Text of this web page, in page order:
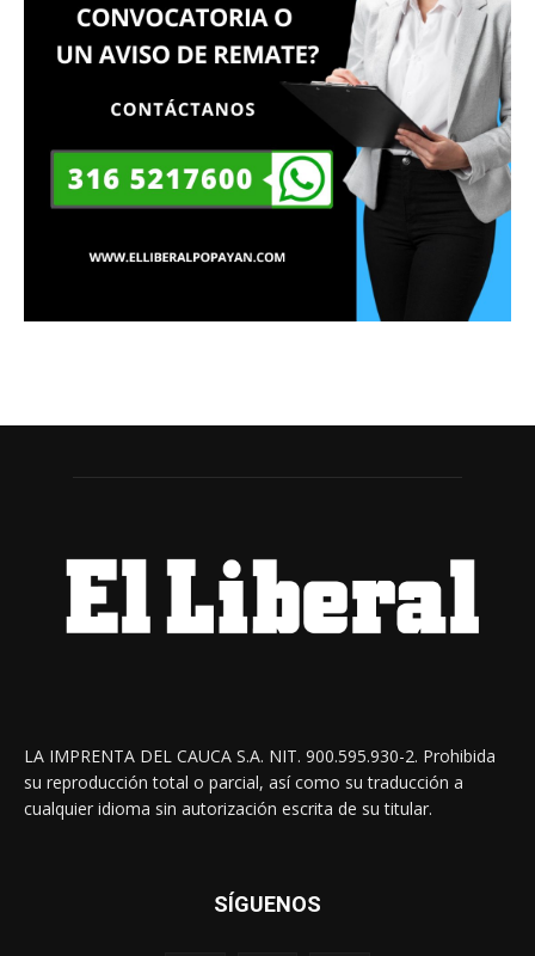
LA IMPRENTA DEL CAUCA S.A. NIT. 900.595.930-2. Prohibida
su reproducción total o parcial, así como su traducción a
cualquier idioma sin autorización escrita de su titular.
SÍGUENOS